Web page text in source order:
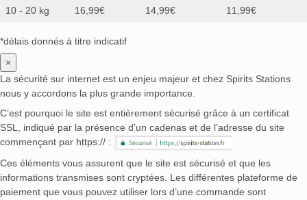
10 - 20 kg 16,99€ 14,99€ 11,99€
*délais donnés à titre indicatif
×
La sécurité sur internet est un enjeu majeur et chez Spirits Stations
nous y accordons la plus grande importance.
C’est pourquoi le site est entièrement sécurisé grâce à un certificat
SSL, indiqué par la présence d’un cadenas et de l’adresse du site
commençant par https:// :
Ces éléments vous assurent que le site est sécurisé et que les
informations transmises sont cryptées. Les différentes plateforme de
paiement que vous pouvez utiliser lors d’une commande sont